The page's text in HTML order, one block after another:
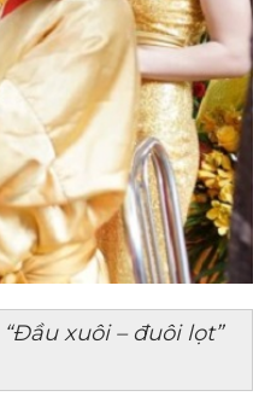
xuôi – đuôi lọt”